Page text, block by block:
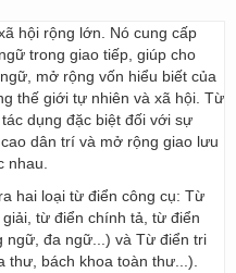
hội rộng lớn. Nó cung cấp
trong giao tiếp, giúp cho
mở rộng vốn hiểu biết của
thế giới tự nhiên và xã hội. Từ
dụng đặc biệt đối với sự
dân trí và mở rộng giao lưu
nhau.
hai loại từ điển công cụ: Từ
từ điển chính tả, từ điển
ngữ, đa ngữ...) và Từ điển tri
thư, bách khoa toàn thư...).